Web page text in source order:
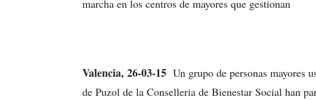
marcha en los centros de mayores que gestionan
Valencia, 26-03-15 Un grupo de personas mayores
de Puzol de la Conselleria de Bienestar Social han